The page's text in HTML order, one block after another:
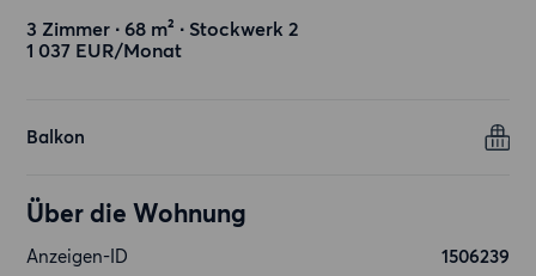
3 Zimmer ∙ 68 m² ∙ Stockwerk 2
1 037 EUR/Monat
Balkon
Über die Wohnung
Anzeigen-ID
1506239